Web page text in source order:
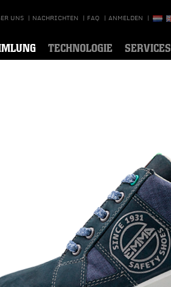
UNS | NACHRICHTEN | FAQ | ANMELDEN |
TECHNOLOGIE SERVICES